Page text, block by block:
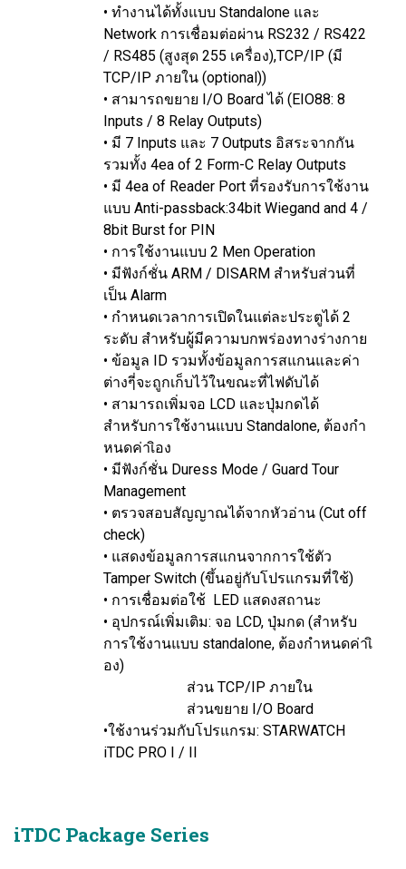
• ทำงานได้ทั้งแบบ Standalone และ
Network การเชื่อมต่อผ่าน RS232 / RS422
/ RS485 (สูงสุด 255 เครื่อง),TCP/IP (มี
TCP/IP ภายใน (optional))
• สามารถขยาย I/O Board ได้ (EIO88: 8
Inputs / 8 Relay Outputs)
• มี 7 Inputs และ 7 Outputs อิสระจากกัน
รวมทั้ง 4ea of 2 Form-C Relay Outputs
• มี 4ea of Reader Port ที่รองรับการใช้งาน
แบบ Anti-passback:34bit Wiegand and 4 /
8bit Burst for PIN
• การใช้งานแบบ 2 Men Operation
• มีฟังก์ชั่น ARM / DISARM สำหรับส่วนที่
เป็น Alarm
• กำหนดเวลาการเปิดในแต่ละประตูได้ 2
ระดับ สำหรับผู้มีความบกพร่องทางร่างกาย
• ข้อมูล ID รวมทั้งข้อมูลการสแกนและค่า
ต่างๆี่จะถูกเก็บไว้ในขณะที่ไฟดับได้
• สามารถเพิ่มจอ LCD และปุ่มกดได้
สำหรับการใช้งานแบบ Standalone, ต้องกำ
หนดค่าเิอง
• มีฟังก์ชั่น Duress Mode / Guard Tour
Management
• ตรวจสอบสัญญาณได้จากหัวอ่าน (Cut off
check)
• แสดงข้อมูลการสแกนจากการใช้ตัว
Tamper Switch (ขึ้นอยู่กับโปรแกรมที่ใช้)
• การเชื่อมต่อใช้ LED แสดงสถานะ
• อุปกรณ์เพิ่มเติม: จอ LCD, ปุ่มกด (สำหรับ
การใช้งานแบบ standalone, ต้องกำหนดค่าเิ
อง)
ส่วน TCP/IP ภายใน
ส่วนขยาย I/O Board
•ใช้งานร่วมกับโปรแกรม: STARWATCH
iTDC PRO I / II
iTDC Package Series